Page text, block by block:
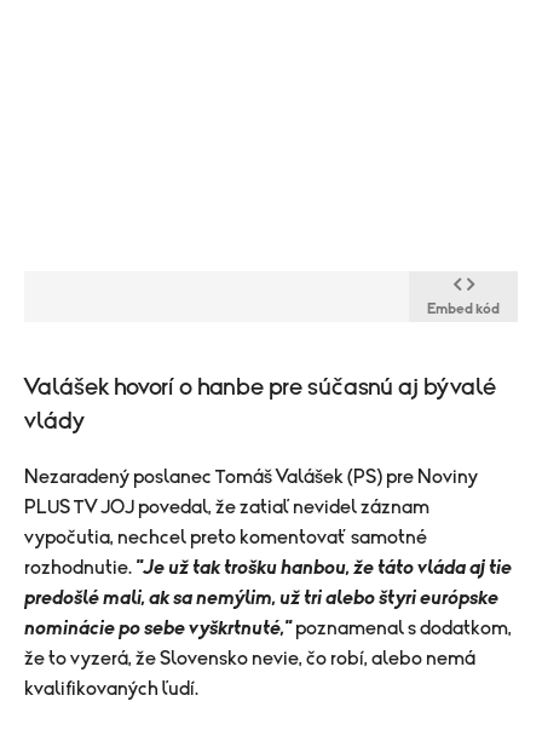
Embed kód
​Valášek hovorí o hanbe pre súčasnú aj bývalé
vlády
Nezaradený poslanec Tomáš Valášek (PS) pre Noviny
PLUS TV JOJ povedal, že zatiaľ nevidel záznam
vypočutia, nechcel preto komentovať samotné
rozhodnutie. "Je už tak trošku hanbou, že táto vláda aj tie
predošlé mali, ak sa nemýlim, už tri alebo štyri európske
nominácie po sebe vyškrtnuté,"poznamenal s dodatkom,
že to vyzerá, že Slovensko nevie, čo robí, alebo nemá
kvalifikovaných ľudí.